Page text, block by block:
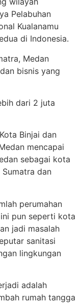
Pelabuhan
Kualanamu
di Indonesia.
Medan
bisnis yang
dari 2 juta
Binjai dan
mencapai
sebagai kota
dan
perumahan
pun seperti kota
jadi masalah
sanitasi
lingkungan
adalah
rumah tangga